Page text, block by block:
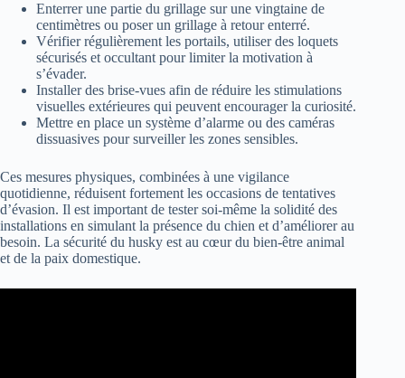
Enterrer une partie du grillage sur une vingtaine de
centimètres ou poser un grillage à retour enterré.
Vérifier régulièrement les portails, utiliser des loquets
sécurisés et occultant pour limiter la motivation à
s’évader.
Installer des brise-vues afin de réduire les stimulations
visuelles extérieures qui peuvent encourager la curiosité.
Mettre en place un système d’alarme ou des caméras
dissuasives pour surveiller les zones sensibles.
Ces mesures physiques, combinées à une vigilance
quotidienne, réduisent fortement les occasions de tentatives
d’évasion. Il est important de tester soi-même la solidité des
installations en simulant la présence du chien et d’améliorer au
besoin. La sécurité du husky est au cœur du bien-être animal
et de la paix domestique.